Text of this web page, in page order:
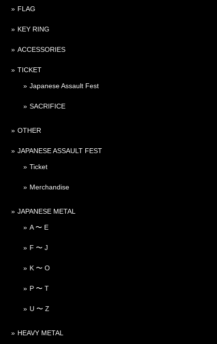
FLAG
KEY RING
ACCESSORIES
TICKET
Japanese Assault Fest
SACRIFICE
OTHER
JAPANESE ASSAULT FEST
Ticket
Merchandise
JAPANESE METAL
A 〜 E
F 〜 J
K 〜 O
P 〜 T
U 〜 Z
HEAVY METAL